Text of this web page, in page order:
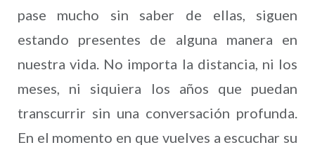
pase mucho sin saber de ellas, siguen
estando presentes de alguna manera en
nuestra vida. No importa la distancia, ni los
meses, ni siquiera los años que puedan
transcurrir sin una conversación profunda.
En el momento en que vuelves a escuchar su